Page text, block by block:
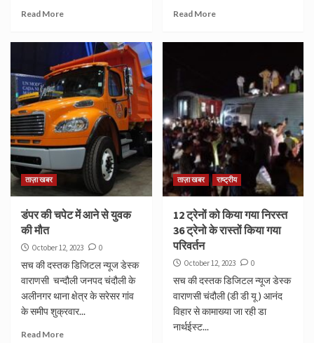
Read More Read More
ताज़ा खबर
डंपर की चपेट में आने से युवक
की मौत
October 12, 2023 0
सच की दस्तक डिजिटल न्यूज डेस्क
वाराणसी चन्दौली जनपद चंदौली के
अलीनगर थाना क्षेत्र के सरेसर गांव
के समीप शुक्रवार...
Read More
ताज़ा खबर राष्ट्रीय
12 ट्रेनों को किया गया निरस्त
36 ट्रेनो के रास्तों किया गया
परिवर्तन
October 12, 2023 0
सच की दस्तक डिजिटल न्यूज डेस्क
वाराणसी चंदौली (डी डी यू ) आनंद
विहार से कामाख्या जा रही डा
नार्थईस्ट...